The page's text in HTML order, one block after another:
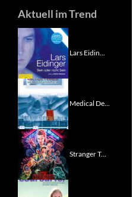
Aktuell im Trend
Lars Eidin...
Medical De...
Stranger T...